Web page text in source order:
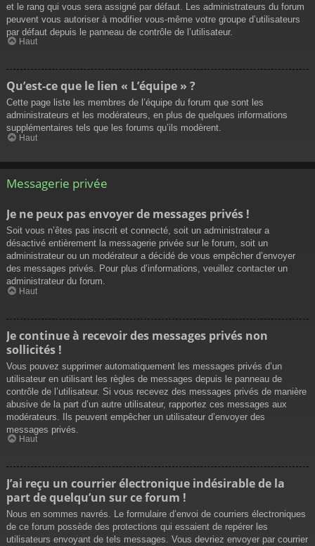
et le rang qui vous sera assigné par défaut. Les administrateurs du forum
peuvent vous autoriser à modifier vous-même votre groupe d’utilisateurs
par défaut depuis le panneau de contrôle de l’utilisateur.
Haut
Qu’est-ce que le lien « L’équipe » ?
Cette page liste les membres de l’équipe du forum que sont les
administrateurs et les modérateurs, en plus de quelques informations
supplémentaires tels que les forums qu’ils modèrent.
Haut
Messagerie privée
Je ne peux pas envoyer de messages privés !
Soit vous n’êtes pas inscrit et connecté, soit un administrateur a
désactivé entièrement la messagerie privée sur le forum, soit un
administrateur ou un modérateur a décidé de vous empêcher d’envoyer
des messages privés. Pour plus d’informations, veuillez contacter un
administrateur du forum.
Haut
Je continue à recevoir des messages privés non
sollicités !
Vous pouvez supprimer automatiquement les messages privés d’un
utilisateur en utilisant les règles de messages depuis le panneau de
contrôle de l’utilisateur. Si vous recevez des messages privés de manière
abusive de la part d’un autre utilisateur, rapportez ces messages aux
modérateurs. Ils peuvent empêcher un utilisateur d’envoyer des
messages privés.
Haut
J’ai reçu un courrier électronique indésirable de la
part de quelqu’un sur ce forum !
Nous en sommes navrés. Le formulaire d’envoi de courriers électroniques
de ce forum possède des protections qui essaient de repérer les
utilisateurs envoyant de tels messages. Vous devriez envoyer par courrier